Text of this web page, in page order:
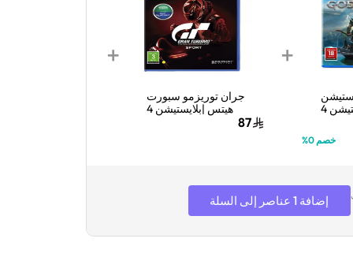
4
خصم 0%
+
جران توريزمو سبورت
هيتس |بلايستيشن 4
87
+
إضافة 1 عناصر إلى السلة